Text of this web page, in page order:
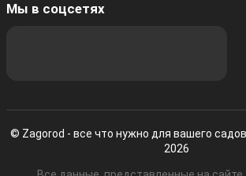
Мы в соцсетях
© Zagorod - все что нужно для вашего
2026